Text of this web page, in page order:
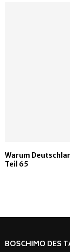
Warum
Teil 65
BOSCHIMO DES